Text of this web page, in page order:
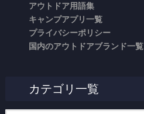
アウトドア用語集
キャンプアプリ一覧
プライバシーポリシー
国内のアウトドアブランド一覧
カテゴリ一覧